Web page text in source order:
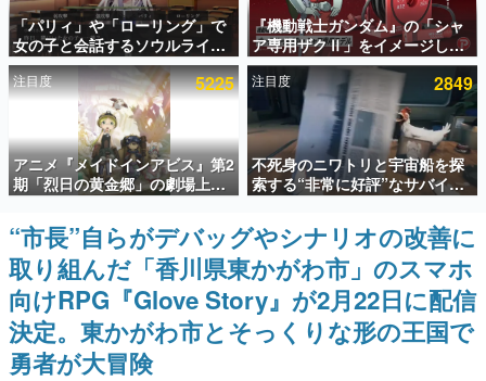
アプリセール情報
インタビュー
連載・特集一覧
殿堂入り記事
SNS拡散数が数千以上！ ページビュー数万以上！ などな
ど。多くの人々に読まれた、電ファミ渾身の“殿堂入り”記
事をまとめました。
ゲームの企画書
名作ゲームクリエイターの方々に製作時のエピソードをお
聞きし、ヒットする企画（ゲーム）とは何か？を探ってい
きます。
赫本
この物語を解いてはいけない。『赫本』は、〈試験問題〉
の形をした短編ホラー小説集です。
「パリィ」や「ローリング」で
女の子と会話するソウルライク
恋愛ゲーム『小早川さんはソウ
ルライク』無料公開。返事に失
敗すると「YOU DIED」
『機動戦士ガンダム』の「シャ
ア専用ザクⅡ」をイメージした
散水ホースリールが予約開始。
本体にはシャアのパーソナルマ
ークやジオン公国軍のエンブレ
ム、型式番号などを配置
注目度 5225
アニメ『メイドインアビス』第2
期「烈日の黄金郷」の劇場上映
が決定！レグ役・伊瀬茉莉也さ
んらが登壇する舞台挨拶も実施
注目度 2849
不死身のニワトリと宇宙船を探
索する“非常に好評”なサバイバ
ルゲーム『Breathedge』が無
料で配布中。入手できる期間は8
月10日まで
“市長”自らがデバッグやシナリオの改善に
取り組んだ「香川県東かがわ市」のスマホ
向けRPG『Glove Story』が2月22日に配信
決定。東かがわ市とそっくりな形の王国で
勇者が大冒険